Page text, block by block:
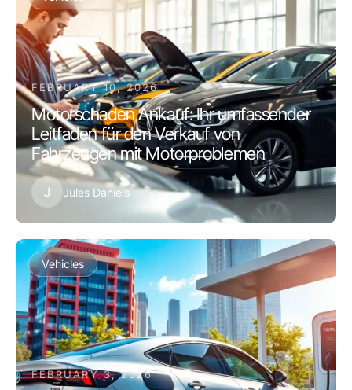
FEBRUARY 10, 2026
Motorschaden Ankauf: Ihr umfassender
Leitfaden für den Verkauf von
Fahrzeugen mit Motorproblemen
J Jules Daniels
Vehicles
FEBRUARY 3, 2026